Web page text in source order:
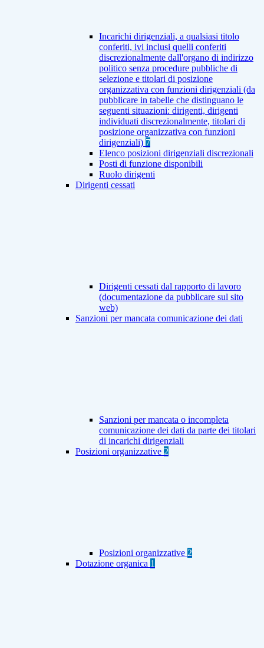
Incarichi dirigenziali, a qualsiasi titolo
conferiti, ivi inclusi quelli conferiti
discrezionalmente dall'organo di indirizzo
politico senza procedure pubbliche di
selezione e titolari di posizione
organizzativa con funzioni dirigenziali (da
pubblicare in tabelle che distinguano le
seguenti situazioni: dirigenti, dirigenti
individuati discrezionalmente, titolari di
posizione organizzativa con funzioni
dirigenziali) 7
Elenco posizioni dirigenziali discrezionali
Posti di funzione disponibili
Ruolo dirigenti
Dirigenti cessati
Dirigenti cessati dal rapporto di lavoro
(documentazione da pubblicare sul sito
web)
Sanzioni per mancata comunicazione dei dati
Sanzioni per mancata o incompleta
comunicazione dei dati da parte dei titolari
di incarichi dirigenziali
Posizioni organizzative 2
Posizioni organizzative 2
Dotazione organica 1